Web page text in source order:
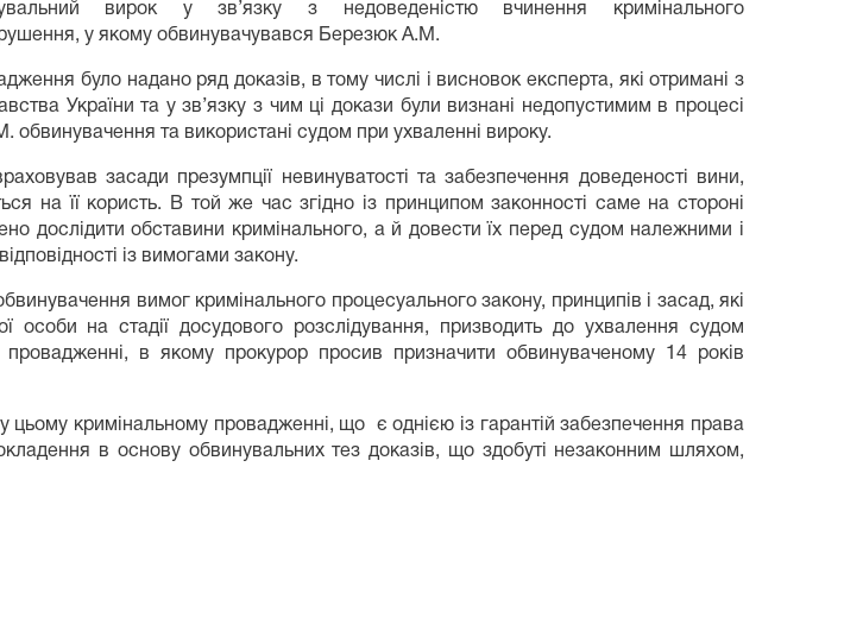
вирок у зв’язку з недоведеністю вчинення кримінального
у якому обвинувачувався Березюк А.М.
було надано ряд доказів, в тому числі і висновок експерта, які отримані з
України та у зв’язку з чим ці докази були визнані недопустимим в процесі
обвинувачення та використані судом при ухваленні вироку.
засади презумпції невинуватості та забезпечення доведеності вини,
на її користь. В той же час згідно із принципом законності саме на стороні
дослідити обставини кримінального, а й довести їх перед судом належними і
із вимогами закону.
вимог кримінального процесуального закону, принципів і засад, які
на стадії досудового розслідування, призводить до ухвалення судом
в якому прокурор просив призначити обвинуваченому 14 років
кримінальному провадженні, що є однією із гарантій забезпечення права
в основу обвинувальних тез доказів, що здобуті незаконним шляхом,